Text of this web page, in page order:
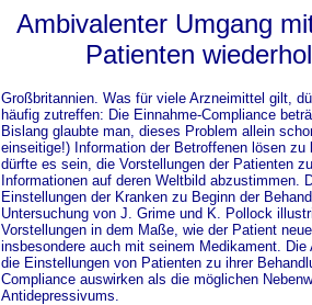
Ambivalenter Umgang
Patienten
Großbritannien. Was für viele Arzneimittel gilt,
häufig zutreffen: Die Einnahme-Compliance
Bislang glaubte man, dieses Problem allein
einseitige!) Information der Betroffenen lösen
dürfte es sein, die Vorstellungen der Patienten
Informationen auf deren Weltbild abzustimmen.
Einstellungen der Kranken zu Beginn der
Untersuchung von J. Grime und K. Pollock
Vorstellungen in dem Maße, wie der Patient
insbesondere auch mit seinem Medikament.
die Einstellungen von Patienten zu ihrer
Compliance auswirken als die möglichen
Antidepressivums.